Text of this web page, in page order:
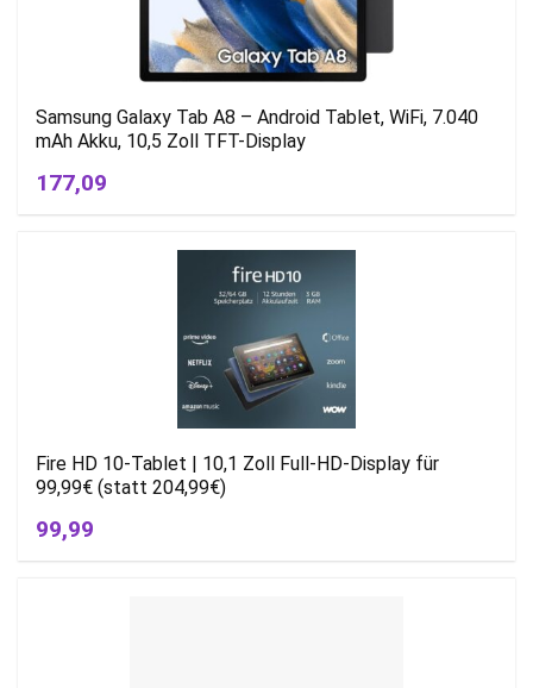
Samsung Galaxy Tab A8 – Android Tablet, WiFi, 7.040
mAh Akku, 10,5 Zoll TFT-Display
177,09
Fire HD 10-Tablet | 10,1 Zoll Full-HD-Display für
99,99€ (statt 204,99€)
99,99